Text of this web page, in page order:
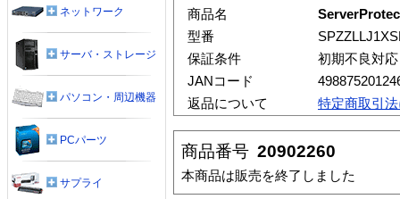
商品名
型番
保証条件
初期不良対
JANコード
返品について
特定商取引
商品番号 20902260
本商品は販売を終了しました
ネットワーク
サーバ・ストレージ
パソコン・周辺機器
PCパーツ
サプライ